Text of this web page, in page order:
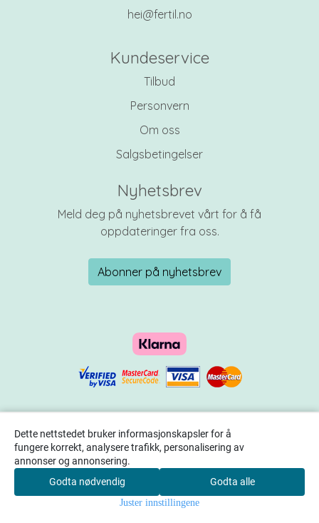
Søk
hei@fertil.no
Kundeservice
Tilbud
Personvern
Om oss
Salgsbetingelser
Nyhetsbrev
Meld deg på nyhetsbrevet vårt for å få
oppdateringer fra oss.
Abonner på nyhetsbrev
Dette nettstedet bruker informasjonskapsler for å
fungere korrekt, analysere trafikk, personalisering av
annonser og annonsering.
Godta nødvendig
Godta alle
Juster innstillingene